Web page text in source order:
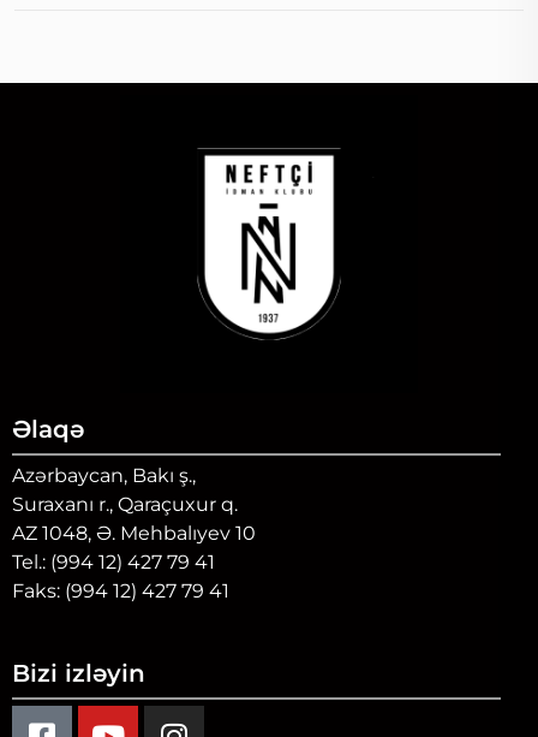
Əlaqə
Azərbaycan, Bakı ş.,
Suraxanı r., Qaraçuxur q.
AZ 1048, Ə. Mehbalıyev 10
Tel.: (994 12) 427 79 41
Faks: (994 12) 427 79 41
Bizi izləyin